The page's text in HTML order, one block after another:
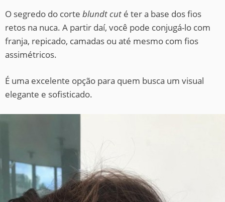
O segredo do corte blundt cut é ter a base dos fios
retos na nuca. A partir daí, você pode conjugá-lo com
franja, repicado, camadas ou até mesmo com fios
assimétricos.
É uma excelente opção para quem busca um visual
elegante e sofisticado.